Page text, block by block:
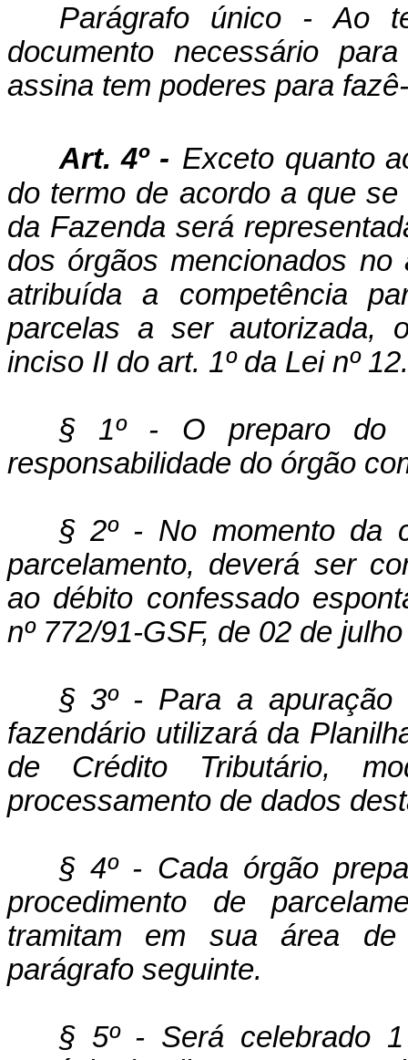
Parágrafo único - Ao
documento necessário
assina tem poderes para
Art. 4º - Exceto quanto
do termo de acordo a que
da Fazenda será
dos órgãos mencionados
atribuída a competência
parcelas a ser autorizada,
inciso II do art. 1º da Lei nº
§ 1º - O preparo do
responsabilidade do órgão
§ 2º - No momento da
parcelamento, deverá ser
ao débito confessado
nº 772/91-GSF, de 02 de
§ 3º - Para a
fazendário utilizará da
de Crédito Tributário,
processamento de dados
§ 4º - Cada órgão
procedimento de
tramitam em sua área de
parágrafo seguinte.
§ 5º - Será celebrado